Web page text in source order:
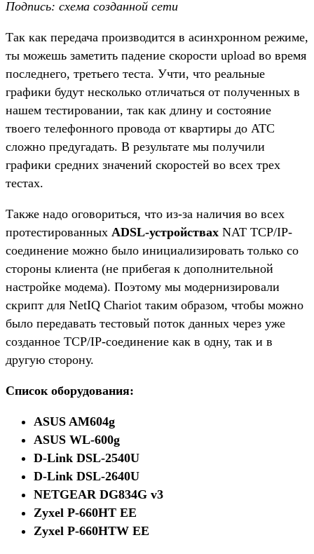
Подпись: схема созданной сети
Так как передача производится в асинхронном режиме,
ты можешь заметить падение скорости upload во время
последнего, третьего теста. Учти, что реальные
графики будут несколько отличаться от полученных в
нашем тестировании, так как длину и состояние
твоего телефонного провода от квартиры до АТС
сложно предугадать. В результате мы получили
графики средних значений скоростей во всех трех
тестах.
Также надо оговориться, что из-за наличия во всех
протестированных ADSL-устройствах NAT TCP/IP-
соединение можно было инициализировать только со
стороны клиента (не прибегая к дополнительной
настройке модема). Поэтому мы модернизировали
скрипт для NetIQ Chariot таким образом, чтобы можно
было передавать тестовый поток данных через уже
созданное TCP/IP-соединение как в одну, так и в
другую сторону.
Список оборудования:
ASUS AM604g
ASUS WL-600g
D-Link DSL-2540U
D-Link DSL-2640U
NETGEAR DG834G v3
Zyxel P-660HT EE
Zyxel P-660HTW EE